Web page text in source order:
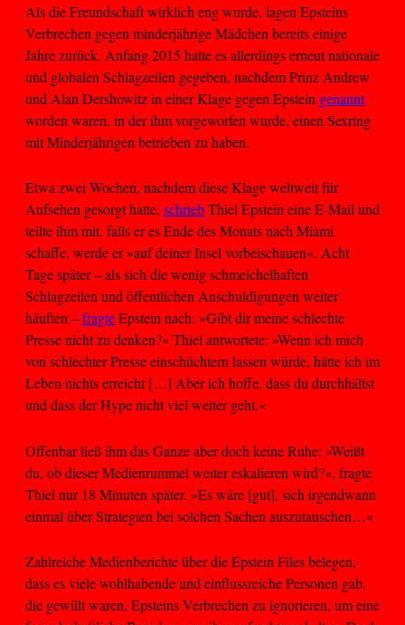
Als die Freundschaft wirklich eng wurde, lagen Epsteins
Verbrechen gegen minderjährige Mädchen bereits einige
Jahre zurück. Anfang 2015 hatte es allerdings erneut nationale
und globalen Schlagzeilen gegeben, nachdem Prinz Andrew
und Alan Dershowitz in einer Klage gegen Epstein genannt
worden waren, in der ihm vorgeworfen wurde, einen Sexring
mit Minderjährigen betrieben zu haben.
Etwa zwei Wochen, nachdem diese Klage weltweit für
Aufsehen gesorgt hatte, schriebThiel Epstein eine E-Mail und
teilte ihm mit, falls er es Ende des Monats nach Miami
schaffe, werde er »auf deiner Insel vorbeischauen«. Acht
Tage später – als sich die wenig schmeichelhaften
Schlagzeilen und öffentlichen Anschuldigungen weiter
häuften –fragteEpstein nach: »Gibt dir meine schlechte
Presse nicht zu denken?« Thiel antwortete: »Wenn ich mich
von schlechter Presse einschüchtern lassen würde, hätte ich im
Leben nichts erreicht […] Aber ich hoffe, dass du durchhältst
und dass der Hype nicht viel weiter geht.«
Offenbar ließ ihm das Ganze aber doch keine Ruhe: »Weißt
du, ob dieser Medienrummel weiter eskalieren wird?«, fragte
Thiel nur 18 Minuten später. »Es wäre [gut], sich irgendwann
einmal über Strategien bei solchen Sachen auszutauschen…«
Zahlreiche Medienberichte über die Epstein Files belegen,
dass es viele wohlhabende und einflussreiche Personen gab,
die gewillt waren, Epsteins Verbrechen zu ignorieren, um eine